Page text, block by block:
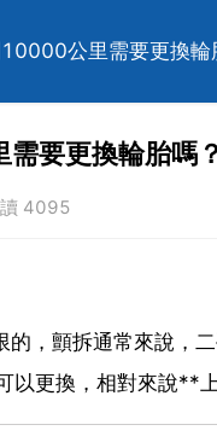
公里需要更換輪
要更換輪胎嗎
4095
，顫拆通常來說，
更換，相對來說**上